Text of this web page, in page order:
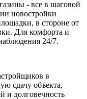
- все в шаговой
новостройки
в стороне от
Для комфорта и
24/7.
в
сдачу объекта,
и долговечность